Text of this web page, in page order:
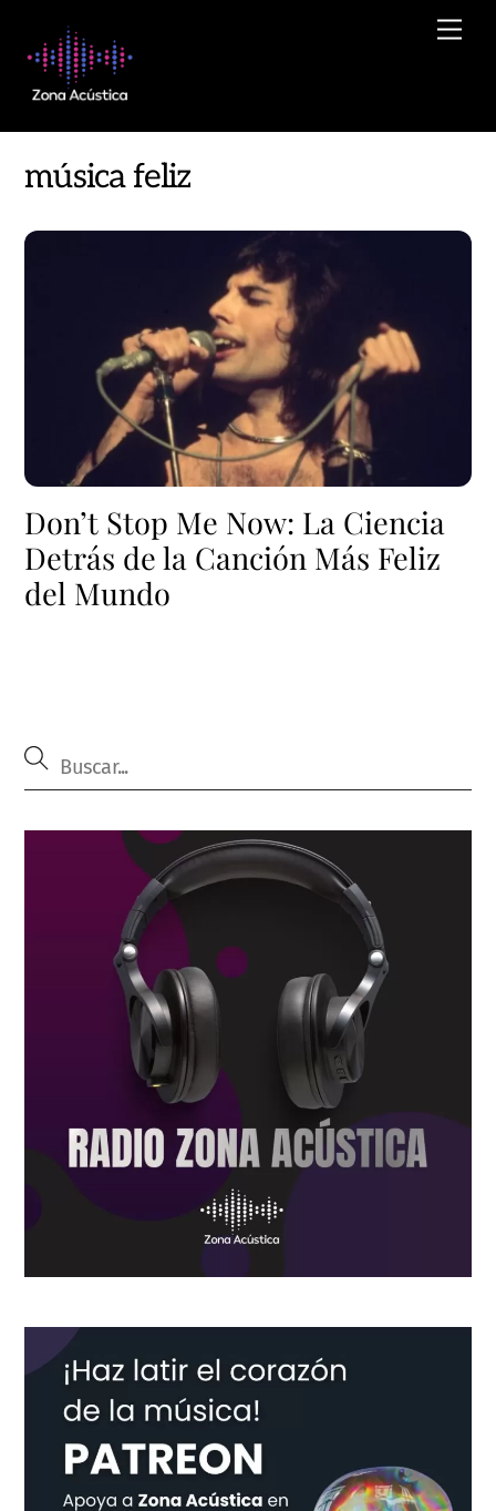
content
música feliz
Don’t Stop Me Now: La Ciencia
Detrás de la Canción Más Feliz
del Mundo